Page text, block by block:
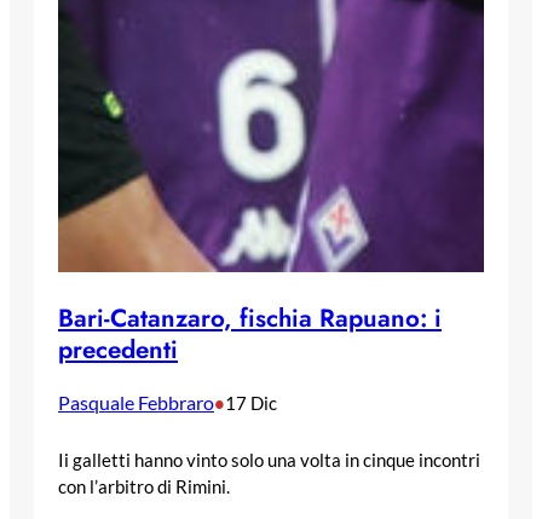
Bari-Catanzaro, fischia Rapuano: i
precedenti
Pasquale Febbraro•17 Dic
Ii galletti hanno vinto solo una volta in cinque incontri
con l’arbitro di Rimini.